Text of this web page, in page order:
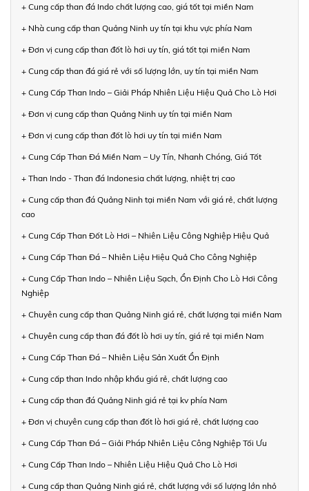
+ Cung cấp than đá Indo chất lượng cao, giá tốt tại miền Nam
+ Nhà cung cấp than Quảng Ninh uy tín tại khu vực phía Nam
+ Đơn vị cung cấp than đốt lò hơi uy tín, giá tốt tại miền Nam
+ Cung cấp than đá giá rẻ với số lượng lớn, uy tín tại miền Nam
+ Cung Cấp Than Indo – Giải Pháp Nhiên Liệu Hiệu Quả Cho Lò Hơi
+ Đơn vị cung cấp than Quảng Ninh uy tín tại miền Nam
+ Đơn vị cung cấp than đốt lò hơi uy tín tại miền Nam
+ Cung Cấp Than Đá Miền Nam – Uy Tín, Nhanh Chóng, Giá Tốt
+ Than Indo - Than đá Indonesia chất lượng, nhiệt trị cao
+ Cung cấp than đá Quảng Ninh tại miền Nam với giá rẻ, chất lượng
cao
+ Cung Cấp Than Đốt Lò Hơi – Nhiên Liệu Công Nghiệp Hiệu Quả
+ Cung Cấp Than Đá – Nhiên Liệu Hiệu Quả Cho Công Nghiệp
+ Cung Cấp Than Indo – Nhiên Liệu Sạch, Ổn Định Cho Lò Hơi Công
Nghiệp
+ Chuyên cung cấp than Quảng Ninh giá rẻ, chất lượng tại miền Nam
+ Chuyên cung cấp than đá đốt lò hơi uy tín, giá rẻ tại miền Nam
+ Cung Cấp Than Đá – Nhiên Liệu Sản Xuất Ổn Định
+ Cung cấp than Indo nhập khẩu giá rẻ, chất lượng cao
+ Cung cấp than đá Quảng Ninh giá rẻ tại kv phía Nam
+ Đơn vị chuyên cung cấp than đốt lò hơi giá rẻ, chất lượng cao
+ Cung Cấp Than Đá – Giải Pháp Nhiên Liệu Công Nghiệp Tối Ưu
+ Cung Cấp Than Indo – Nhiên Liệu Hiệu Quả Cho Lò Hơi
+ Cung cấp than Quảng Ninh giá rẻ, chất lượng với số lượng lớn nhỏ